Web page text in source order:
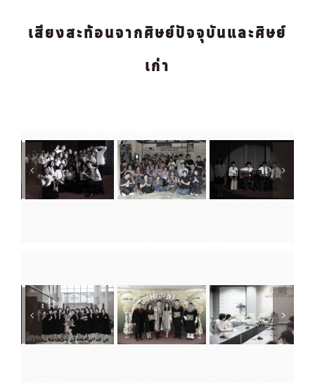
เสียงสะท้อนจากศิษย์ปัจจุบันและศิษย์
เก่า